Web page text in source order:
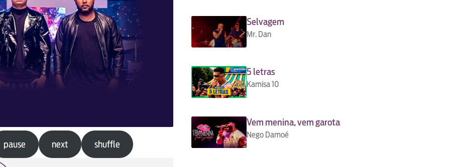
pause next shuffle
Selvagem
Mr. Dan
5 letras
Kamisa 10
Vem menina, vem garota
Nego Damoé